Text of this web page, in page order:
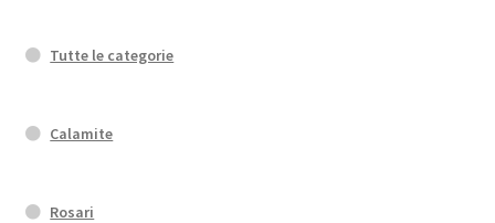
Tutte le categorie
Calamite
Rosari